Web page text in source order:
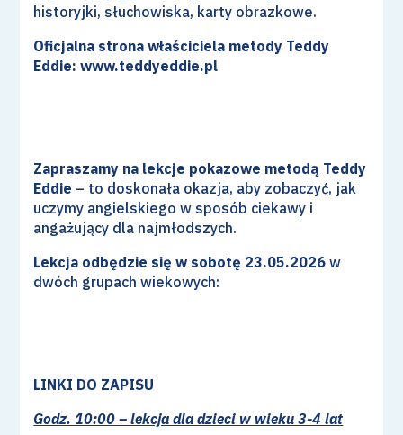
historyjki, słuchowiska, karty obrazkowe.
Oficjalna strona właściciela metody Teddy
Eddie:www.teddyeddie.pl
Zapraszamy na lekcje pokazowe metodą Teddy
Eddie – to doskonała okazja, aby zobaczyć, jak
uczymy angielskiego w sposób ciekawy i
angażujący dla najmłodszych.
Lekcja odbędzie się w sobotę 23.05.2026 w
dwóch grupach wiekowych:
LINKI DO ZAPISU
Godz. 10:00 – lekcja dla dzieci w wieku 3-4 lat